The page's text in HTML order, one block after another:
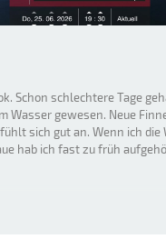
Schon schlechtere Tage
Wasser gewesen. Neue
sich gut an. Wenn ich die
hab ich fast zu früh